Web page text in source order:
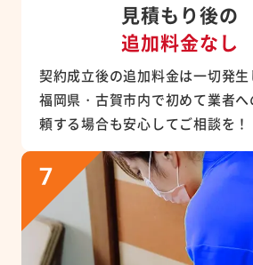
見積もり後の
追加料金なし
契約成立後の追加料金は一切発生
福岡県・古賀市内で初めて業者
頼する場合も安心してご相談を！